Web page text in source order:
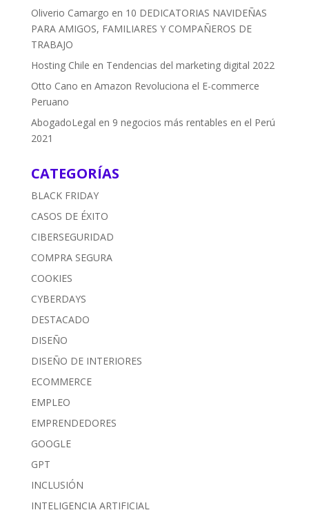
Oliverio Camargo en 10 DEDICATORIAS NAVIDEÑAS
PARA AMIGOS, FAMILIARES Y COMPAÑEROS DE
TRABAJO
Hosting Chile en Tendencias del marketing digital 2022
Otto Cano en Amazon Revoluciona el E-commerce
Peruano
AbogadoLegal en 9 negocios más rentables en el Perú
2021
CATEGORÍAS
BLACK FRIDAY
CASOS DE ÉXITO
CIBERSEGURIDAD
COMPRA SEGURA
COOKIES
CYBERDAYS
DESTACADO
DISEÑO
DISEÑO DE INTERIORES
ECOMMERCE
EMPLEO
EMPRENDEDORES
GOOGLE
GPT
INCLUSIÓN
INTELIGENCIA ARTIFICIAL